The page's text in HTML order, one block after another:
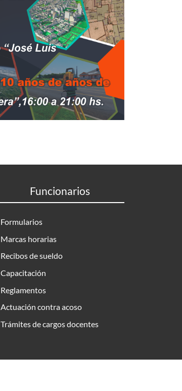
Funcionarios
Formularios
Marcas horarias
Recibos de sueldo
Capacitación
Reglamentos
Actuación contra acoso
Trámites de cargos docentes